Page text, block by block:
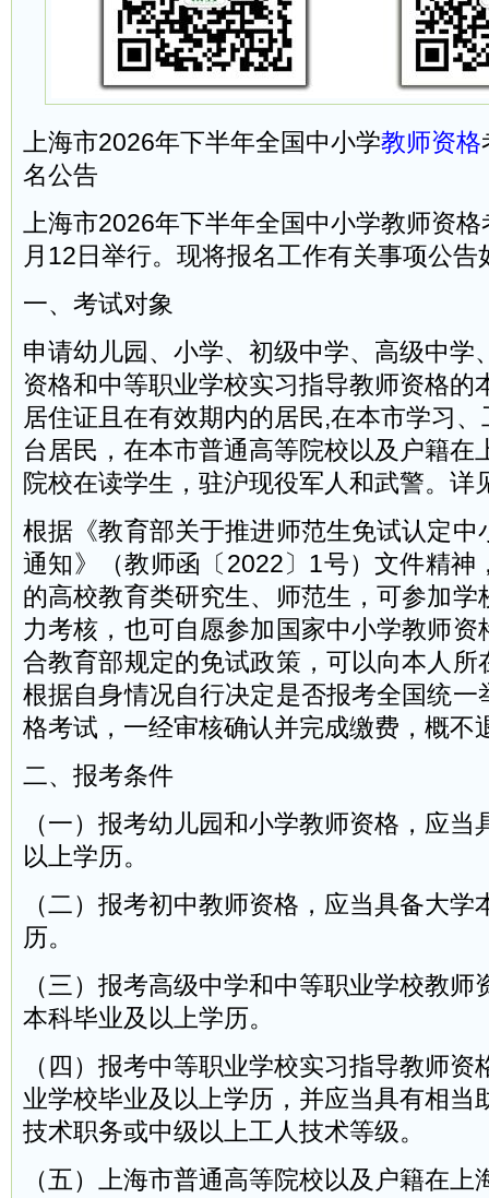
上海市2026年下半年全国中小学教师资格
名公告
上海市2026年下半年全国中小学教师资
月12日举行。现将报名工作有关事项公告
一、考试对象
申请幼儿园、小学、初级中学、高级中学
资格和中等职业学校实习指导教师资格的
居住证且在有效期内的居民,在本市学习
台居民，在本市普通高等院校以及户籍在
院校在读学生，驻沪现役军人和武警。详
根据《教育部关于推进师范生免试认定中
通知》（教师函〔2022〕1号）文件精神
的高校教育类研究生、师范生，可参加学
力考核，也可自愿参加国家中小学教师资
合教育部规定的免试政策，可以向本人所
根据自身情况自行决定是否报考全国统一
格考试，一经审核确认并完成缴费，概不
二、报考条件
（一）报考幼儿园和小学教师资格，应
以上学历。
（二）报考初中教师资格，应当具备大学
历。
（三）报考高级中学和中等职业学校教
本科毕业及以上学历。
（四）报考中等职业学校实习指导教师
业学校毕业及以上学历，并应当具有相当
技术职务或中级以上工人技术等级。
（五）上海市普通高等院校以及户籍在